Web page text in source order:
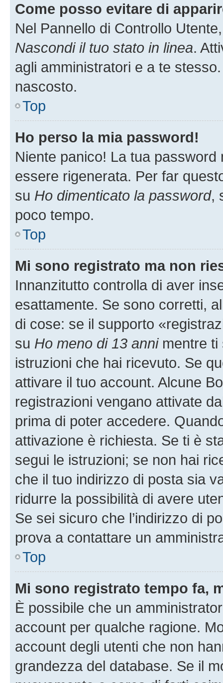
Come posso evitare di
Nel Pannello di Controllo
Nascondi il tuo stato in linea.
agli amministratori e a te
nascosto.
Top
Ho perso la mia password!
Niente panico! La tua
essere rigenerata. Per far
su Ho dimenticato la password,
poco tempo.
Top
Mi sono registrato ma non
Innanzitutto controlla di aver
esattamente. Se sono corretti,
di cose: se il supporto
su Ho meno di 13 annimentre ti
istruzioni che hai ricevuto. Se
attivare il tuo account. Alcune
registrazioni vengano attivate
prima di poter accedere.
attivazione è richiesta. Se ti è
segui le istruzioni; se non hai
che il tuo indirizzo di posta sia
ridurre la possibilità di avere
Se sei sicuro che l’indirizzo di
prova a contattare un
Top
Mi sono registrato tempo fa,
È possibile che un
account per qualche ragione.
account degli utenti che non
grandezza del database. Se il